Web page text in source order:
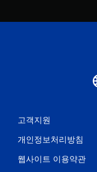
고객지원
개인정보처리방침
웹사이트 이용약관